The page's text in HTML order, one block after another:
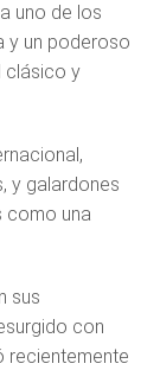
uno de los
y un poderoso
clásico y
y galardones
como una
sus
con
recientemente